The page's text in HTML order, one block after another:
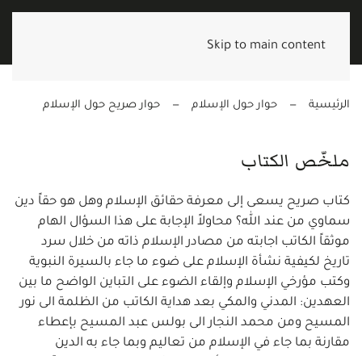
Skip to main content
الرئيسية حوار حول الإسلام حوار صريح حول الإسلام
ملخّص الكتاب
كتاب صريح يسعى إلى معرفة حقائق الإسلام وهل هو حقاً دين
سماوي من عند الله؟ محاولاً الإجابة على هذا السؤال الهام
موثقاً الكاتب اجابته من مصادر الإسلام ذاته من خلال سرد
تاريخ لكيفية نشأة الإسلام على ضوء ما جاء بالسيرة النبوية
وكتب مؤرخي الإسلام وإلقاء الضوء على التباين الواضح ما بين
العهدين: المدني والمكي بعد هداية الكاتب من الظلمة الى نور
المسيح ومن محمد النجار الى بولس عبد المسيح بإعطاء
مقارنة بما جاء في الإسلام من تعاليم وبما جاء به الدين